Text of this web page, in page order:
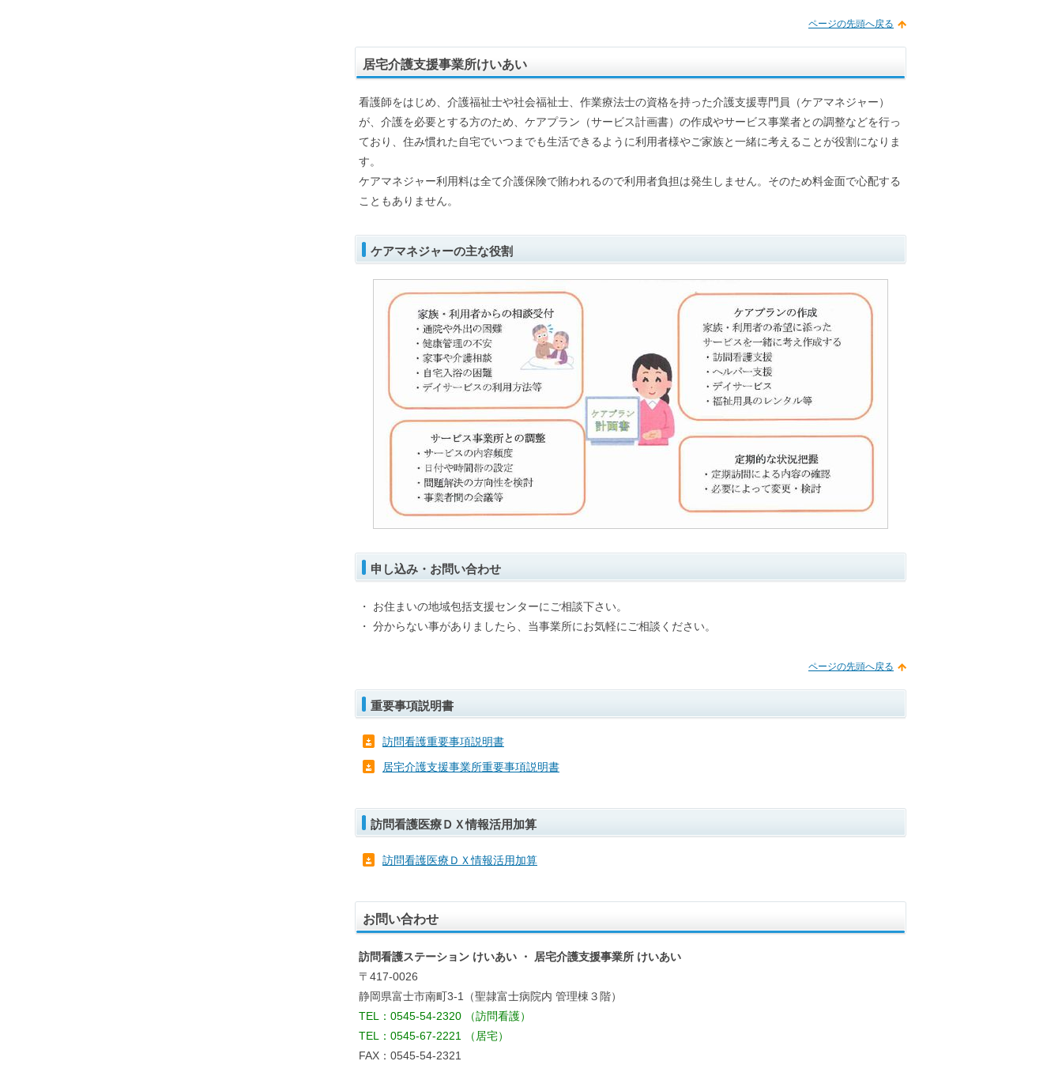
ページの先頭へ戻る
居宅介護支援事業所けいあい
看護師をはじめ、介護福祉士や社会福祉士、作業療法士の資格を持った介護支援専門員（ケアマネジャー）
が、介護を必要とする方のため、ケアプラン（サービス計画書）の作成やサービス事業者との調整などを行っ
ており、住み慣れた自宅でいつまでも生活できるように利用者様やご家族と一緒に考えることが役割になりま
す。
ケアマネジャー利用料は全て介護保険で賄われるので利用者負担は発生しません。そのため料金面で心配する
こともありません。
ケアマネジャーの主な役割
申し込み・お問い合わせ
・ お住まいの地域包括支援センターにご相談下さい。
・ 分からない事がありましたら、当事業所にお気軽にご相談ください。
ページの先頭へ戻る
重要事項説明書
訪問看護重要事項説明書
居宅介護支援事業所重要事項説明書
訪問看護医療ＤＸ情報活用加算
訪問看護医療ＤＸ情報活用加算
お問い合わせ
訪問看護ステーション けいあい ・ 居宅介護支援事業所 けいあい
〒417-0026
静岡県富士市南町3-1（聖隷富士病院内 管理棟３階）
TEL：0545-54-2320 （訪問看護）
TEL：0545-67-2221 （居宅）
FAX：0545-54-2321